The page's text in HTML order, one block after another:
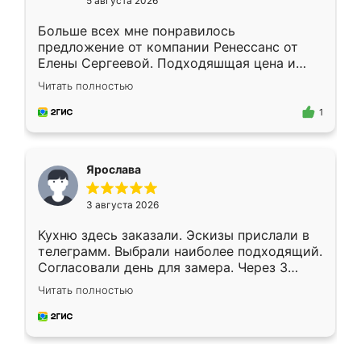
Больше всех мне понравилось
предложение от компании Ренессанс от
Елены Сергеевой. Подходяшщая цена и
короткие сроки изготовления. Приехавший
для замера сотрудник Владислав
предложил по моему эскизу самый
Читать полностью
1
Ярослава
3 августа 2026
Кухню здесь заказали. Эскизы прислали в
телеграмм. Выбрали наиболее подходящий.
Согласовали день для замера. Через 3
недели кухня была уже готова. Остались
довольны работой. Спасибо Ренессанс
мебель за качественную работу!
Читать полностью